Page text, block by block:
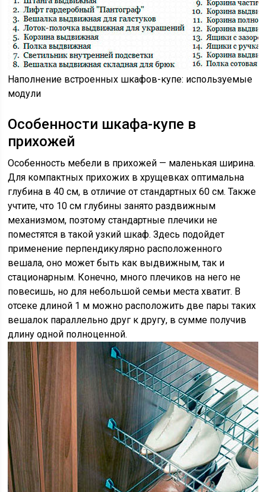
Наполнение встроенных шкафов-купе: используемые
модули
Особенности шкафа-купе в
прихожей
Особенность мебели в прихожей — маленькая ширина.
Для компактных прихожих в хрущевках оптимальна
глубина в 40 см, в отличие от стандартных 60 см. Также
учтите, что 10 см глубины занято раздвижным
механизмом, поэтому стандартные плечики не
поместятся в такой узкий шкаф. Здесь подойдет
применение перпендикулярно расположенного
вешала, оно может быть как выдвижным, так и
стационарным. Конечно, много плечиков на него не
повесишь, но для небольшой семьи места хватит. В
отсеке длиной 1 м можно расположить две пары таких
вешалок параллельно друг к другу, в сумме получив
длину одной полноценной.